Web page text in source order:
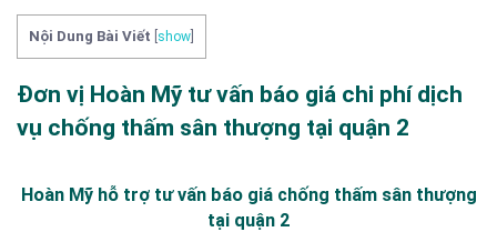
Nội Dung Bài Viết show
Đơn vị Hoàn Mỹ tư vấn báo giá chi phí dịch
vụ chống thấm sân thượng tại quận 2
Hoàn Mỹ hỗ trợ tư vấn báo giá chống thấm sân thượng
tại quận 2